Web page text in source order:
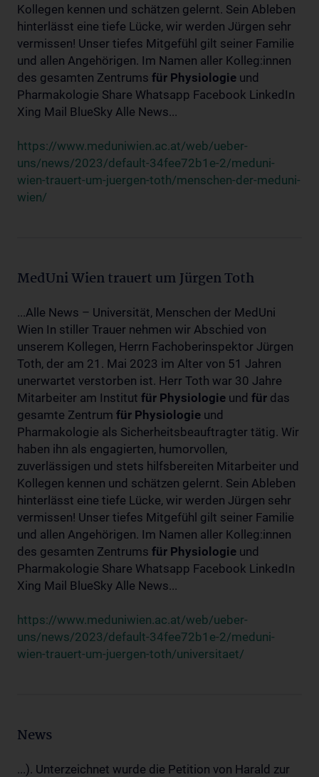
Kollegen kennen und schätzen gelernt. Sein Ableben
hinterlässt eine tiefe Lücke, wir werden Jürgen sehr
vermissen! Unser tiefes Mitgefühl gilt seiner Familie
und allen Angehörigen. Im Namen aller Kolleg:innen
des gesamten Zentrums für Physiologie und
Pharmakologie Share Whatsapp Facebook LinkedIn
Xing Mail BlueSky Alle News...
https://www.meduniwien.ac.at/web/ueber-
uns/news/2023/default-34fee72b1e-2/meduni-
wien-trauert-um-juergen-toth/menschen-der-meduni-
wien/
MedUni Wien trauert um Jürgen Toth
...Alle News – Universität, Menschen der MedUni
Wien In stiller Trauer nehmen wir Abschied von
unserem Kollegen, Herrn Fachoberinspektor Jürgen
Toth, der am 21. Mai 2023 im Alter von 51 Jahren
unerwartet verstorben ist. Herr Toth war 30 Jahre
Mitarbeiter am Institut für Physiologie und für das
gesamte Zentrum für Physiologie und
Pharmakologie als Sicherheitsbeauftragter tätig. Wir
haben ihn als engagierten, humorvollen,
zuverlässigen und stets hilfsbereiten Mitarbeiter und
Kollegen kennen und schätzen gelernt. Sein Ableben
hinterlässt eine tiefe Lücke, wir werden Jürgen sehr
vermissen! Unser tiefes Mitgefühl gilt seiner Familie
und allen Angehörigen. Im Namen aller Kolleg:innen
des gesamten Zentrums für Physiologie und
Pharmakologie Share Whatsapp Facebook LinkedIn
Xing Mail BlueSky Alle News...
https://www.meduniwien.ac.at/web/ueber-
uns/news/2023/default-34fee72b1e-2/meduni-
wien-trauert-um-juergen-toth/universitaet/
News
...). Unterzeichnet wurde die Petition von Harald zur